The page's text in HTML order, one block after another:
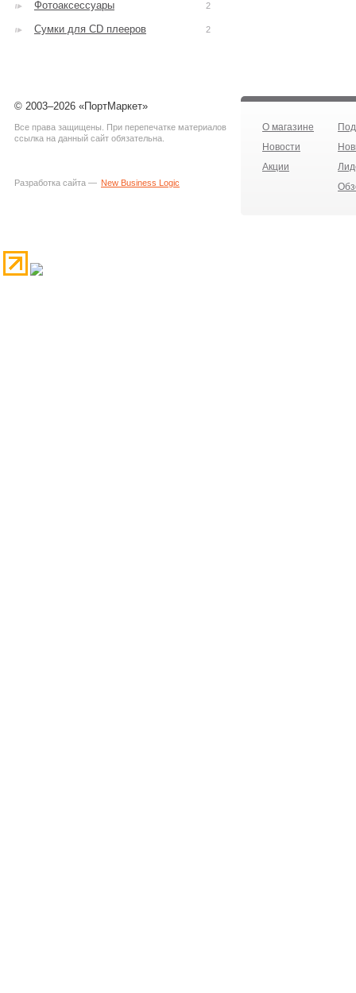
Фотоаксессуары 2
Сумки для CD плееров 2
© 2003–2026 «ПортМаркет»
Все права защищены. При перепечатке материалов
ссылка на данный сайт обязательна.
Разработка сайта — New Business Logic
О магазине
Новости
Акции